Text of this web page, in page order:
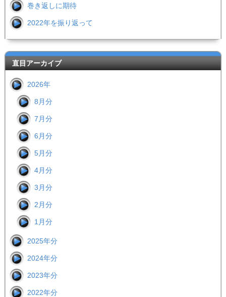
巻き返しに期待
2022年を振り返って
直目アーカイブ
2026年
8月分
7月分
6月分
5月分
4月分
3月分
2月分
1月分
2025年分
2024年分
2023年分
2022年分